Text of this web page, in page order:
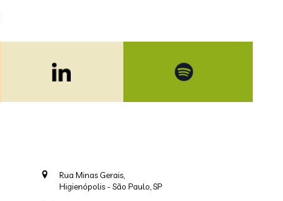
Rua Minas Gerais,
Higienópolis - São Paulo, SP